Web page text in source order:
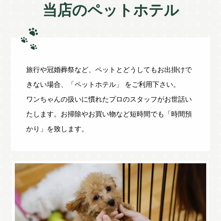
当店のペットホテル
旅行や冠婚葬祭など、ペットとどうしてもお出掛けで
きない場合、「ペットホテル」 をご利用下さい。
ワンちゃんの扱いに慣れたプロのスタッフがお世話い
たします。お掃除やお買い物など短時間でも「時間預
かり」を致します。